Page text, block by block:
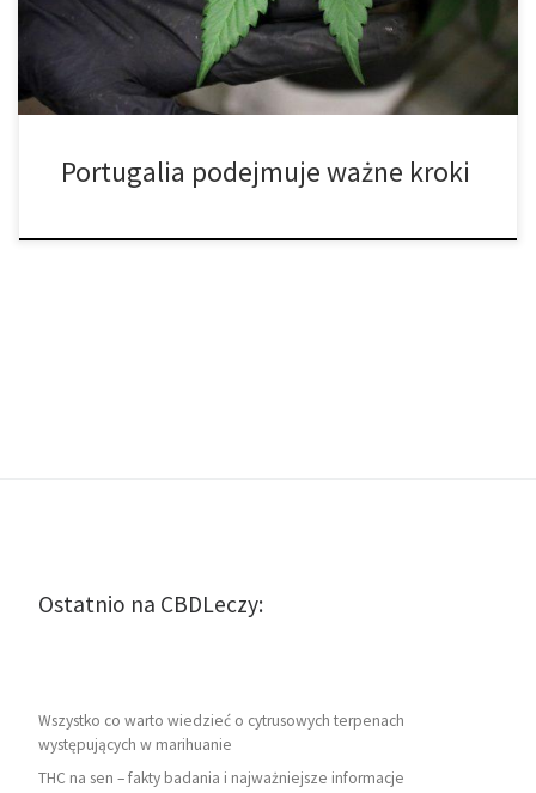
sprawia, że Portugalia jest idealna do uprawy roślin, które
potrzebują dużo światła […]
Portugalia podejmuje ważne kroki
Ostatnio na CBDLeczy:
Wszystko co warto wiedzieć o cytrusowych terpenach
występujących w marihuanie
THC na sen – fakty badania i najważniejsze informacje